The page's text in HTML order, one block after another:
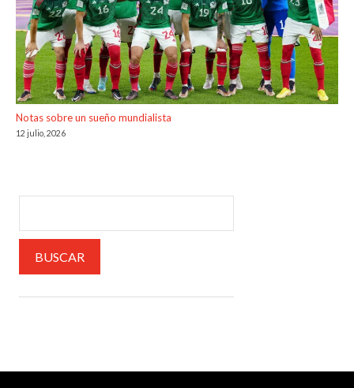
Notas sobre un sueño mundialista
12 julio, 2026